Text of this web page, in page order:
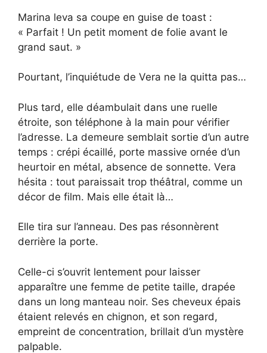
Marina leva sa coupe en guise de toast :
« Parfait ! Un petit moment de folie avant le
grand saut. »
Pourtant, l’inquiétude de Vera ne la quitta pas…
Plus tard, elle déambulait dans une ruelle
étroite, son téléphone à la main pour vérifier
l’adresse. La demeure semblait sortie d’un autre
temps : crépi écaillé, porte massive ornée d’un
heurtoir en métal, absence de sonnette. Vera
hésita : tout paraissait trop théâtral, comme un
décor de film. Mais elle était là…
Elle tira sur l’anneau. Des pas résonnèrent
derrière la porte.
Celle-ci s’ouvrit lentement pour laisser
apparaître une femme de petite taille, drapée
dans un long manteau noir. Ses cheveux épais
étaient relevés en chignon, et son regard,
empreint de concentration, brillait d’un mystère
palpable.